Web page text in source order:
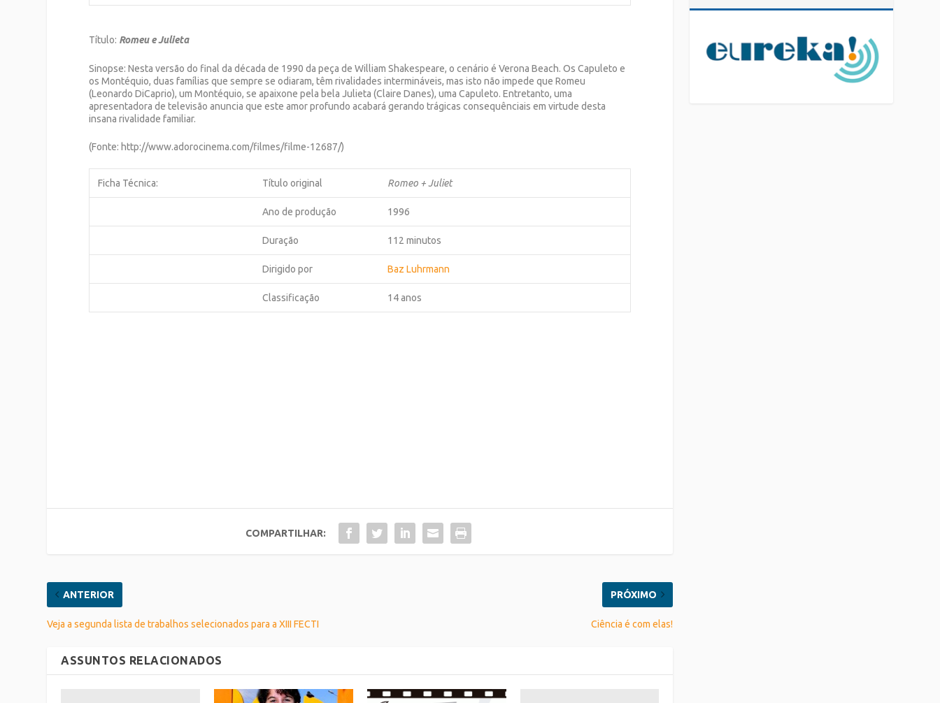
Título: Romeu e Julieta
Sinopse: Nesta versão do final da década de 1990 da peça de William Shakespeare, o cenário é Verona Beach. Os Capuleto e
os Montéquio, duas famílias que sempre se odiaram, têm rivalidades intermináveis, mas isto não impede que Romeu
(Leonardo DiCaprio), um Montéquio, se apaixone pela bela Julieta (Claire Danes), uma Capuleto. Entretanto, uma
apresentadora de televisão anuncia que este amor profundo acabará gerando trágicas consequênciais em virtude desta
insana rivalidade familiar.
(Fonte: http://www.adorocinema.com/filmes/filme-12687/)
Ficha Técnica: Título original Romeo + Juliet
Ano de produção 1996
Duração 112 minutos
Dirigido por Baz Luhrmann
Classificação 14 anos
COMPARTILHAR:
ANTERIOR
Veja a segunda lista de trabalhos selecionados para a XIII FECTI
PRÓXIMO
Ciência é com elas!
ASSUNTOS RELACIONADOS